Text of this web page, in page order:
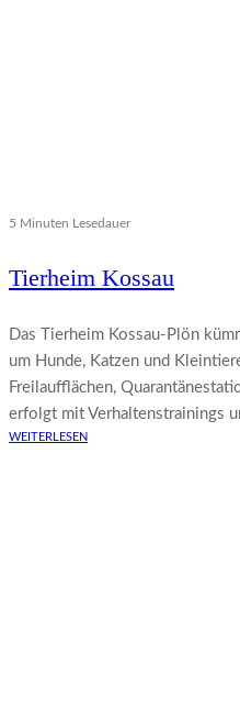
5 Minuten Lesedauer
Tierheim Kossau
Das Tierheim Kossau-Plön
um Hunde, Katzen und
Freilaufflächen,
erfolgt mit Verhaltenstrainings
WEITERLESEN